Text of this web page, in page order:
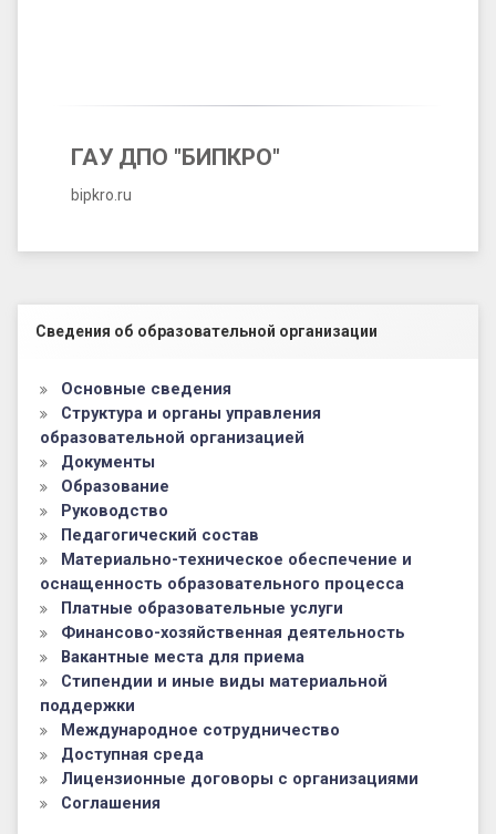
ГАУ ДПО "БИПКРО"
bipkro.ru
Левый сайдбар
Сведения об образовательной организации
Основные сведения
Структура и органы управления
образовательной организацией
Документы
Образование
Руководство
Педагогический состав
Материально-техническое обеспечение и
оснащенность образовательного процесса
Платные образовательные услуги
Финансово-хозяйственная деятельность
Вакантные места для приема
Стипендии и иные виды материальной
поддержки
Международное сотрудничество
Доступная среда
Лицензионные договоры с организациями
Соглашения